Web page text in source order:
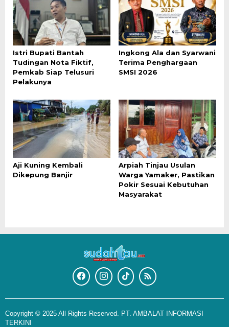
Istri Bupati Bantah
Tudingan Nota Fiktif,
Pemkab Siap Telusuri
Pelakunya
Ingkong Ala dan Syarwani
Terima Penghargaan
SMSI 2026
Aji Kuning Kembali
Dikepung Banjir
Arpiah Tinjau Usulan
Warga Yamaker, Pastikan
Pokir Sesuai Kebutuhan
Masyarakat
Copyright © 2025 All Rights Reserved. PT. AMBALAT INFORMASI
TERKINI